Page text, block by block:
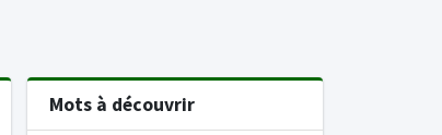
Mots à découvrir